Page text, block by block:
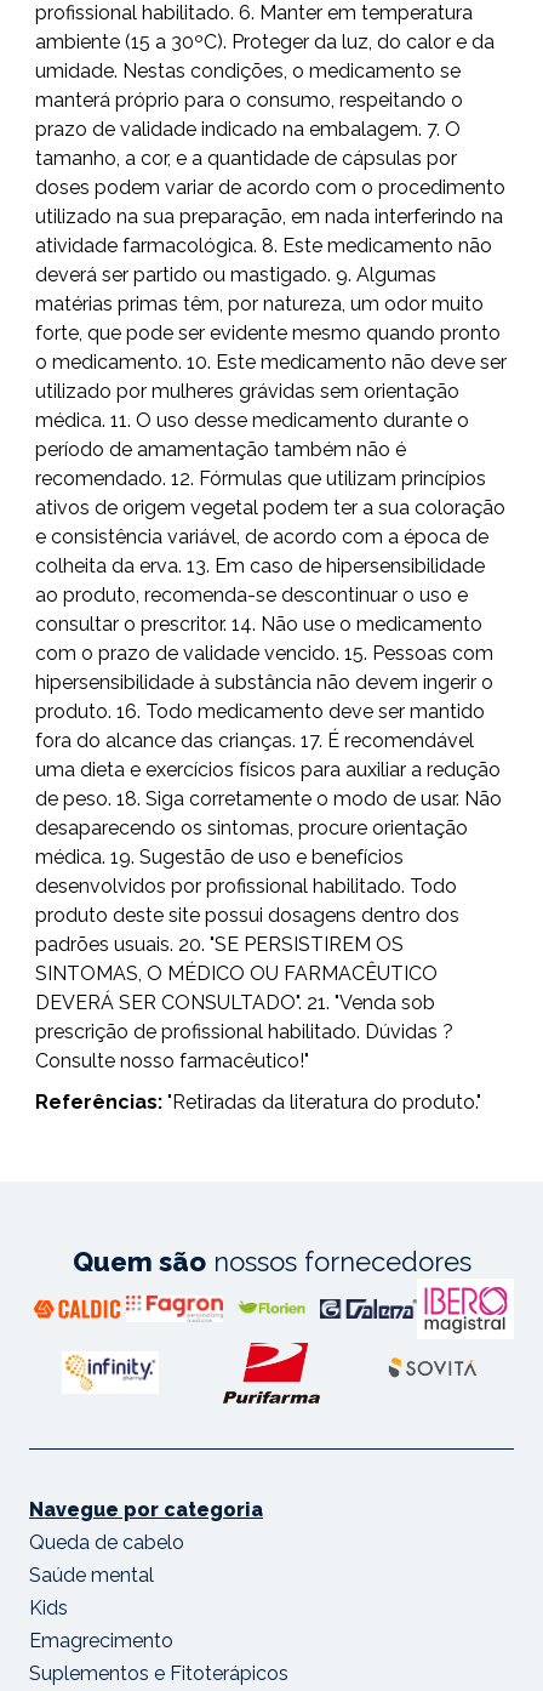
profissional habilitado. 6. Manter em temperatura
ambiente (15 a 30ºC). Proteger da luz, do calor e da
umidade. Nestas condições, o medicamento se
manterá próprio para o consumo, respeitando o
prazo de validade indicado na embalagem. 7. O
tamanho, a cor, e a quantidade de cápsulas por
doses podem variar de acordo com o procedimento
utilizado na sua preparação, em nada interferindo na
atividade farmacológica. 8. Este medicamento não
deverá ser partido ou mastigado. 9. Algumas
matérias primas têm, por natureza, um odor muito
forte, que pode ser evidente mesmo quando pronto
o medicamento. 10. Este medicamento não deve ser
utilizado por mulheres grávidas sem orientação
médica. 11. O uso desse medicamento durante o
período de amamentação também não é
recomendado. 12. Fórmulas que utilizam princípios
ativos de origem vegetal podem ter a sua coloração
e consistência variável, de acordo com a época de
colheita da erva. 13. Em caso de hipersensibilidade
ao produto, recomenda-se descontinuar o uso e
consultar o prescritor. 14. Não use o medicamento
com o prazo de validade vencido. 15. Pessoas com
hipersensibilidade à substância não devem ingerir o
produto. 16. Todo medicamento deve ser mantido
fora do alcance das crianças. 17. É recomendável
uma dieta e exercícios físicos para auxiliar a redução
de peso. 18. Siga corretamente o modo de usar. Não
desaparecendo os sintomas, procure orientação
médica. 19. Sugestão de uso e benefícios
desenvolvidos por profissional habilitado. Todo
produto deste site possui dosagens dentro dos
padrões usuais. 20. "SE PERSISTIREM OS
SINTOMAS, O MÉDICO OU FARMACÊUTICO
DEVERÁ SER CONSULTADO". 21. "Venda sob
prescrição de profissional habilitado. Dúvidas ?
Consulte nosso farmacêutico!"
Referências: "Retiradas da literatura do produto."
Quem sãonossos fornecedores
Navegue por categoria
Queda de cabelo
Saúde mental
Kids
Emagrecimento
Suplementos e Fitoterápicos